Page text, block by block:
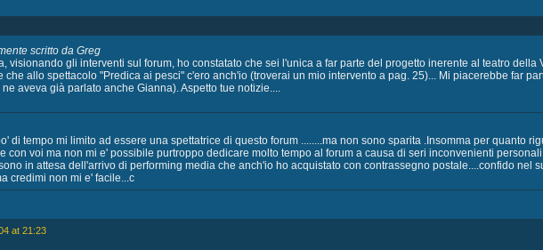
scritto da Greg
visionando gli interventi sul forum, ho constatato che sei l'unica a far parte del progetto inerente al teatro della
che allo spettacolo "Predica ai pesci" c'ero anch'io (troverai un mio intervento a pag. 25)... Mi piacerebbe far
aveva già parlato anche Gianna). Aspetto tue notizie....
di tempo mi limito ad essere una spettatrice di questo forum ........ma non sono sparita .Insomma per quanto
con voi ma non mi e' possibile purtroppo dedicare molto tempo al forum a causa di seri inconvenienti
in attesa dell'arrivo di performing media che anch'io ho acquistato con contrassegno postale....confido nel
credimi non mi e' facile...c
at 21:23